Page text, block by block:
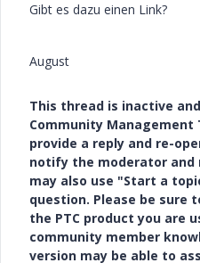
Gibt es dazu einen Link?
August
This thread is inactive
Community
provide a reply and re-
notify the moderator and
may also use "Start a
question. Please be sure
the PTC product you are
community member
version may be able to